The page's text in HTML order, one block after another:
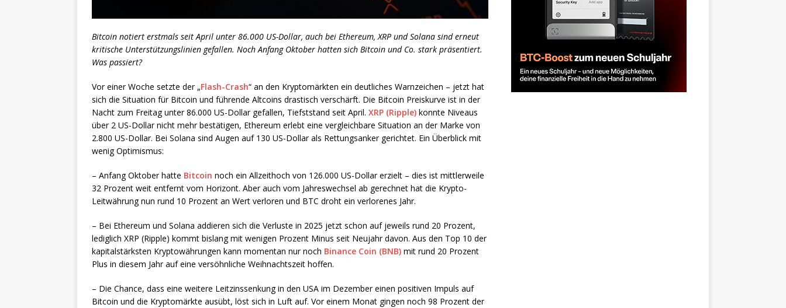
Bitcoin notiert erstmals seit April unter 86.000 US-Dollar, auch bei Ethereum, XRP und Solana sind erneut
kritische Unterstützungslinien gefallen. Noch Anfang Oktober hatten sich Bitcoin und Co. stark präsentiert.
Was passiert?
Vor einer Woche setzte der „Flash-Crash“ an den Kryptomärkten ein deutliches Warnzeichen – jetzt hat
sich die Situation für Bitcoin und führende Altcoins drastisch verschärft. Die Bitcoin Preiskurve ist in der
Nacht zum Freitag unter 86.000 US-Dollar gefallen, Tiefststand seit April. XRP (Ripple) konnte Niveaus
über 2 US-Dollar nicht mehr bestätigen, Ethereum erlebt eine vergleichbare Situation an der Marke von
2.800 US-Dollar. Bei Solana sind Augen auf 130 US-Dollar als Rettungsanker gerichtet. Ein Überblick mit
wenig Optimismus:
– Anfang Oktober hatte Bitcoin noch ein Allzeithoch von 126.000 US-Dollar erzielt – dies ist mittlerweile
32 Prozent weit entfernt vom Horizont. Aber auch vom Jahreswechsel ab gerechnet hat die Krypto-
Leitwährung nun rund 10 Prozent an Wert verloren und BTC droht ein verlorenes Jahr.
– Bei Ethereum und Solana addieren sich die Verluste in 2025 jetzt schon auf jeweils rund 20 Prozent,
lediglich XRP (Ripple) kommt bislang mit wenigen Prozent Minus seit Neujahr davon. Aus den Top 10 der
kapitalstärksten Kryptowährungen kann momentan nur noch Binance Coin (BNB) mit rund 20 Prozent
Plus in diesem Jahr auf eine versöhnliche Weihnachtszeit hoffen.
– Die Chance, dass eine weitere Leitzinssenkung in den USA im Dezember einen positiven Impuls auf
Bitcoin und die Kryptomärkte ausübt, löst sich in Luft auf. Vor einem Monat gingen noch 98 Prozent der